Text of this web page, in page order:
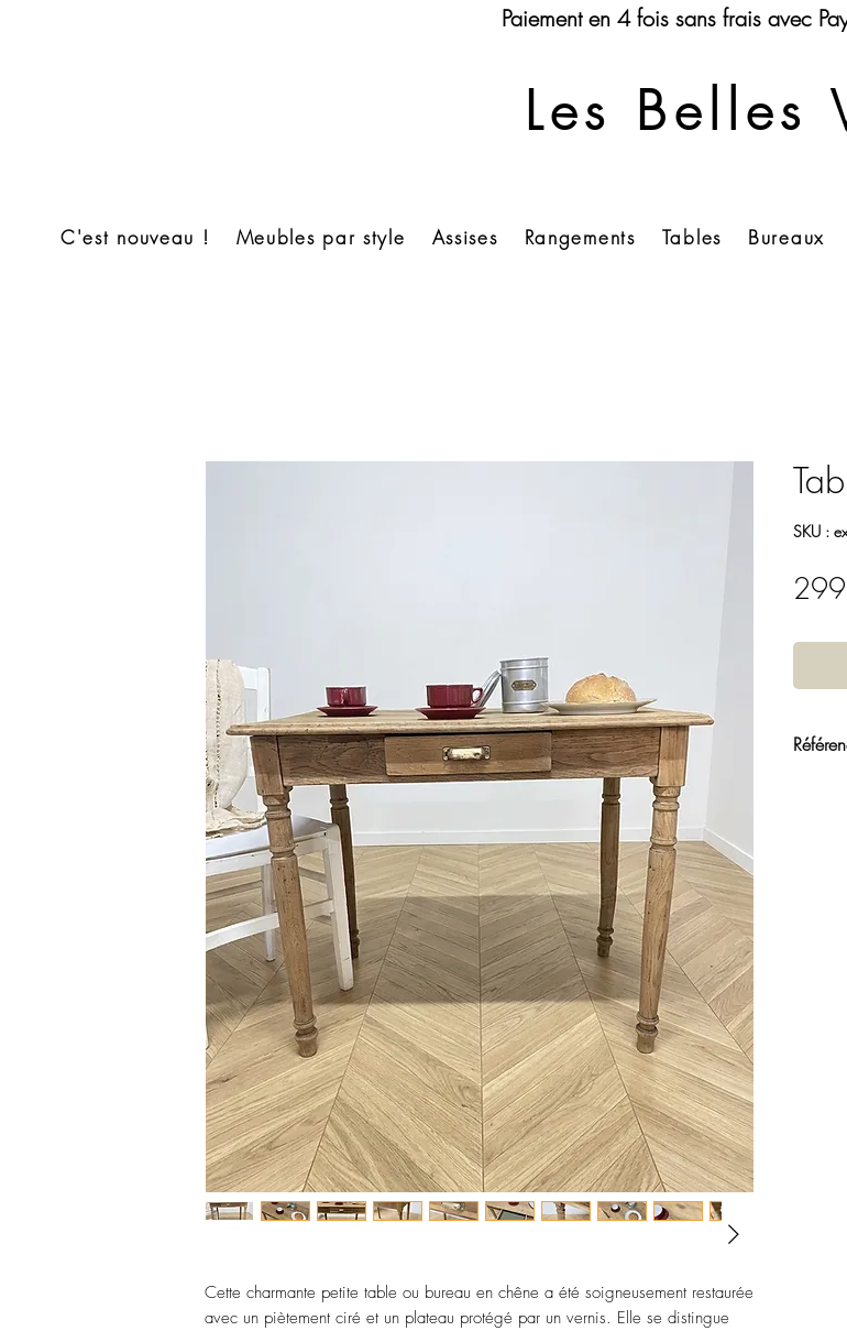
Paiement en 4 fois sans frais avec
Les Belles
C'est nouveau ! Meubles par style Assises Rangements Tables Bureaux
Cette charmante petite table ou bureau en chêne a été soigneusement restaurée
avec un piètement ciré et un plateau protégé par un vernis. Elle se distingue
SKU :